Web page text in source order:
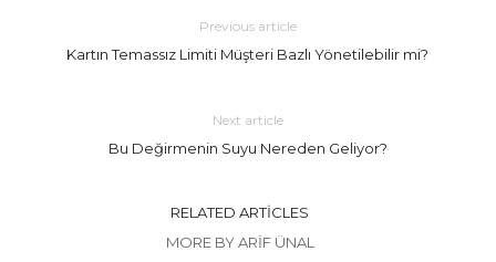
Previous article
Kartın Temassız Limiti Müşteri Bazlı Yönetilebilir mi?
Next article
Bu Değirmenin Suyu Nereden Geliyor?
RELATED ARTICLES
MORE BY ARIF ÜNAL